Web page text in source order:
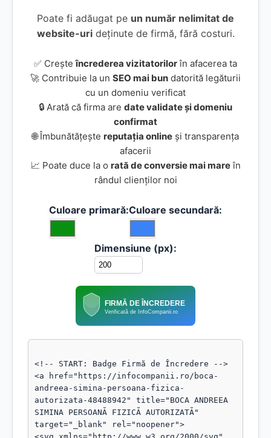
Poate fi adăugat pe un număr nelimitat de
website-urideținute de firmă, fără costuri.
✅ Creșteîncrederea vizitatorilorîn afacerea ta
🚀 Contribuie la un SEO mai bun datorită legăturii
cu un domeniu verificat
🔒 Arată că firma are date validate și domeniu
confirmat
🌐 Îmbunătățește reputația online și transparența
afacerii
📈 Poate duce la o rată de conversie mai mareîn
rândul clienților noi
Culoare primară:Culoare secundară:
Dimensiune (px):
FIRMĂ DE ÎNCREDERE
Verificată de InfoCompanii.ro
<!-- START: Badge Firmă de Încredere -->
<a href="https://infocompanii.ro/boca-
andreea-simina-persoana-fizica-
autorizata-48488942" title="BOCA ANDREEA
SIMINA PERSOANĂ FIZICĂ AUTORIZATĂ"
target="_blank" rel="noopener">